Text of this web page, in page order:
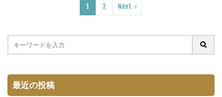
1 2 Next
最近の投稿